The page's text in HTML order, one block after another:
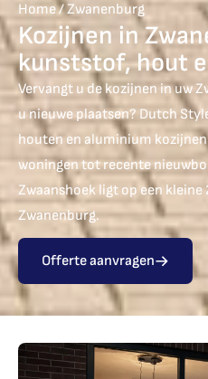
Home/Zwanenburg
Kozijnen in
kunststof, hout
Vervangt u de kozijnen in uw
u nieuwe plaatsen? Dutch
houten en aluminium
woningen tot recente
Zwaanshoek ligt op een
Zwanenburg.
Offerte aanvragen